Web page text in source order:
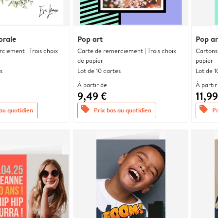
| Trois choix
quotidien
Pop art
Carte de remerciement | Trois choix
de papier
Lot de 10 cartes
À partir de
9,49 €
offers Prix bas au quotidien
Pop
papier
Lot de
À partir
offers